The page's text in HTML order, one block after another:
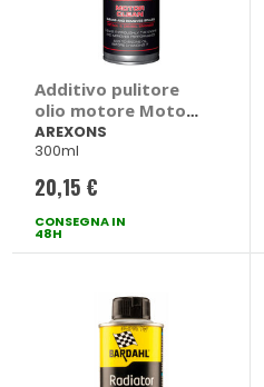
Additivo pulitore
olio motore Motor
Clean - AREXONS
AREXONS
300ml
20,15 €
CONSEGNA IN
48H